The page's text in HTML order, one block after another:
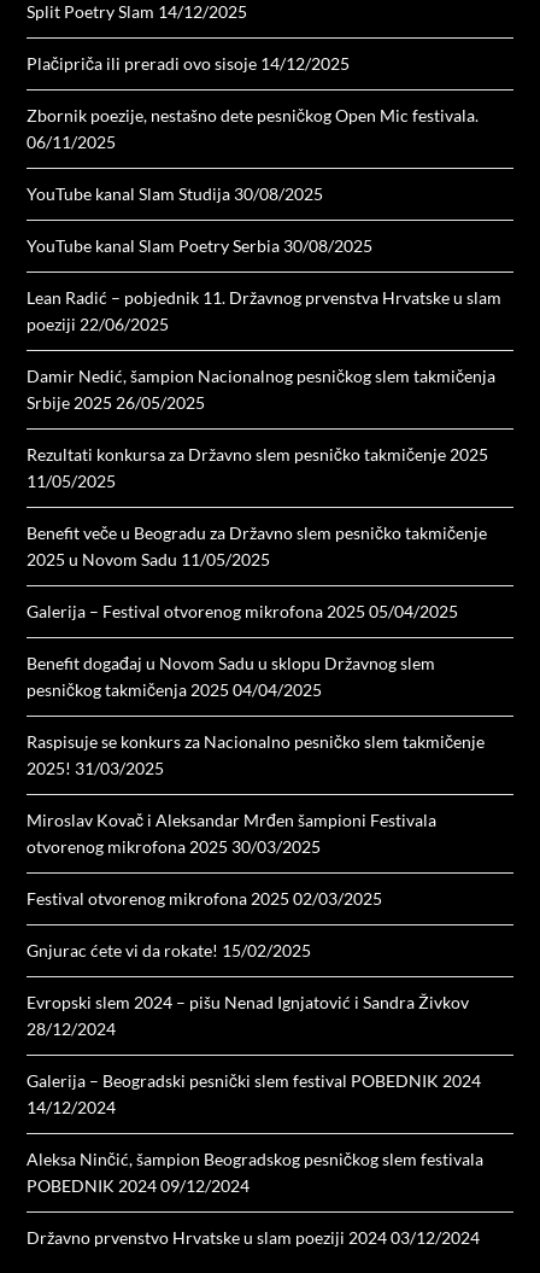
Split Poetry Slam 14/12/2025
Plačipriča ili preradi ovo sisoje 14/12/2025
Zbornik poezije, nestašno dete pesničkog Open Mic festivala.
06/11/2025
YouTube kanal Slam Studija 30/08/2025
YouTube kanal Slam Poetry Serbia 30/08/2025
Lean Radić – pobjednik 11. Državnog prvenstva Hrvatske u slam
poeziji 22/06/2025
Damir Nedić, šampion Nacionalnog pesničkog slem takmičenja
Srbije 2025 26/05/2025
Rezultati konkursa za Državno slem pesničko takmičenje 2025
11/05/2025
Benefit veče u Beogradu za Državno slem pesničko takmičenje
2025 u Novom Sadu 11/05/2025
Galerija – Festival otvorenog mikrofona 2025 05/04/2025
Benefit događaj u Novom Sadu u sklopu Državnog slem
pesničkog takmičenja 2025 04/04/2025
Raspisuje se konkurs za Nacionalno pesničko slem takmičenje
2025! 31/03/2025
Miroslav Kovač i Aleksandar Mrđen šampioni Festivala
otvorenog mikrofona 2025 30/03/2025
Festival otvorenog mikrofona 2025 02/03/2025
Gnjurac ćete vi da rokate! 15/02/2025
Evropski slem 2024 – pišu Nenad Ignjatović i Sandra Živkov
28/12/2024
Galerija – Beogradski pesnički slem festival POBEDNIK 2024
14/12/2024
Aleksa Ninčić, šampion Beogradskog pesničkog slem festivala
POBEDNIK 2024 09/12/2024
Državno prvenstvo Hrvatske u slam poeziji 2024 03/12/2024